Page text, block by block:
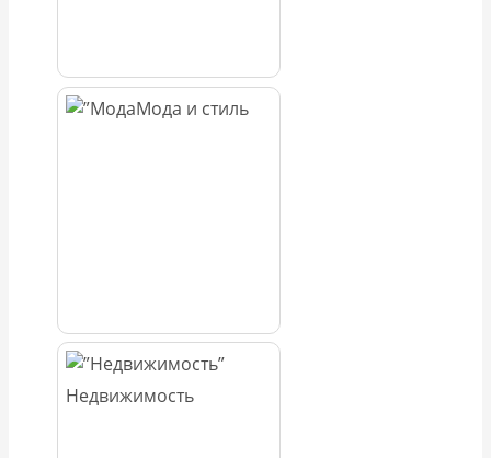
Мода и стиль
Недвижимость